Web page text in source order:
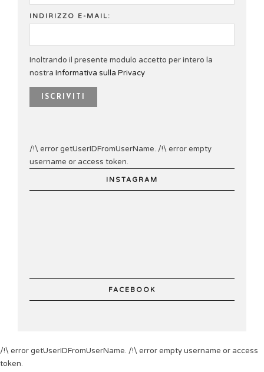
INDIRIZZO E-MAIL:
Inoltrando il presente modulo accetto per intero la
nostra Informativa sulla Privacy
/!\ error getUserIDFromUserName. /!\ error empty
username or access token.
INSTAGRAM
FACEBOOK
/!\ error getUserIDFromUserName. /!\ error empty username or access
token.